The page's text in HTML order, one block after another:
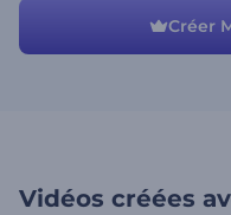
Créer
Vidéos créées